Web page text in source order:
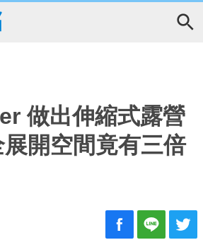
做出伸縮式露營
開空間竟有三倍